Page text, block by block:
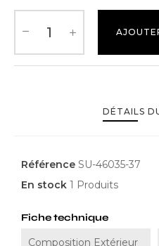
DÉTAILS
Référence SU-46035-37
En stock 1 Produits
Fiche technique
Composition Extérieur